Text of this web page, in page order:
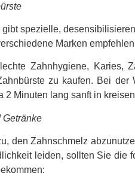
spezielle,
Marken
Zahnhygiene, Karies,
zu kaufen. Bei
2 Minuten lang sanft in
Getränke
den Zahnschmelz
leiden, sollten Sie